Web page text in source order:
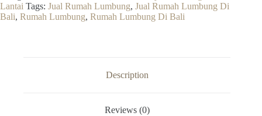
Bali
quantity
Lantai Tags: Jual Rumah Lumbung, Jual Rumah Lumbung Di
Bali, Rumah Lumbung, Rumah Lumbung Di Bali
Description
Reviews (0)